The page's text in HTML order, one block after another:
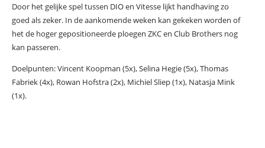
Door het gelijke spel tussen DIO en Vitesse lijkt handhaving zo
goed als zeker. In de aankomende weken kan gekeken worden of
het de hoger gepositioneerde ploegen ZKC en Club Brothers nog
kan passeren.
Doelpunten: Vincent Koopman (5x), Selina Hegie (5x), Thomas
Fabriek (4x), Rowan Hofstra (2x), Michiel Sliep (1x), Natasja Mink
(1x).